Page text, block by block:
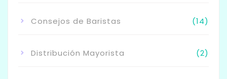
Consejos de Baristas (14)
Distribución Mayorista (2)